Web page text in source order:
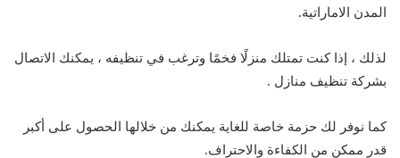
المدن الاماراتية.
لذلك ، إذا كنت تمتلك منزلًا فخمًا وترغب في تنظيفه ، يمكنك الاتصال
بشركة تنظيف منازل .
كما نوفر لك حزمة خاصة للغاية يمكنك من خلالها الحصول على أكبر
قدر ممكن من الكفاءة والاحتراف.